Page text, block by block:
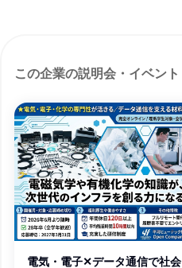
この企業の説明会・イベント
電気・電子✕データ通信で社会